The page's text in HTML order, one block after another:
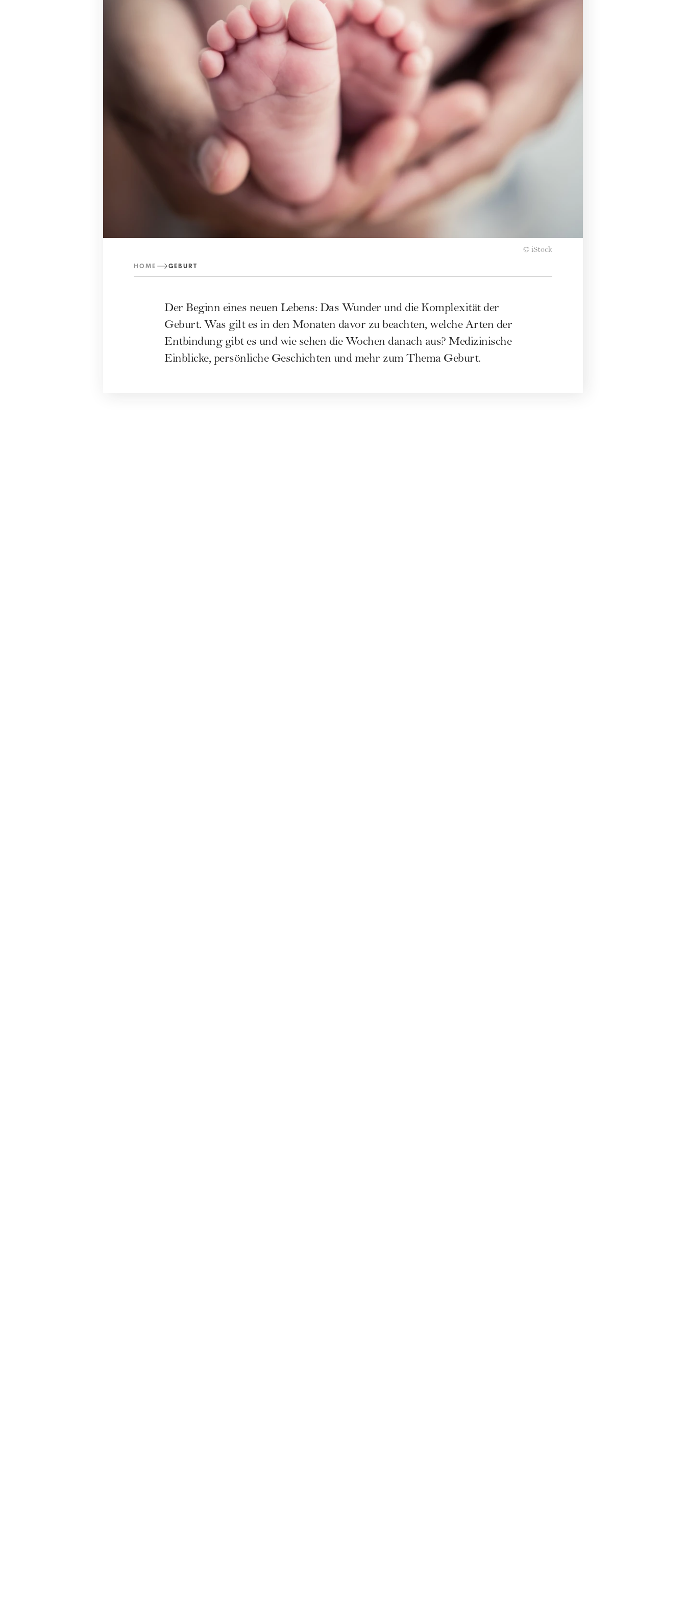
© iStock
HOME GEBURT
Der Beginn eines neuen Lebens: Das Wunder und die Komplexität der
Geburt. Was gilt es in den Monaten davor zu beachten, welche Arten der
Entbindung gibt es und wie sehen die Wochen danach aus? Medizinische
Einblicke, persönliche Geschichten und mehr zum Thema Geburt.